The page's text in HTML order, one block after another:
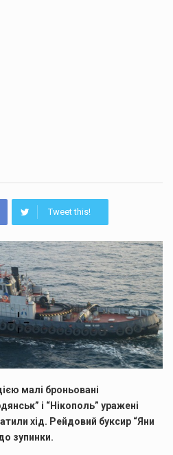
Tweet this!
малі броньовані
і “Нікополь” уражені
хід. Рейдовий буксир “Яни
зупинки.